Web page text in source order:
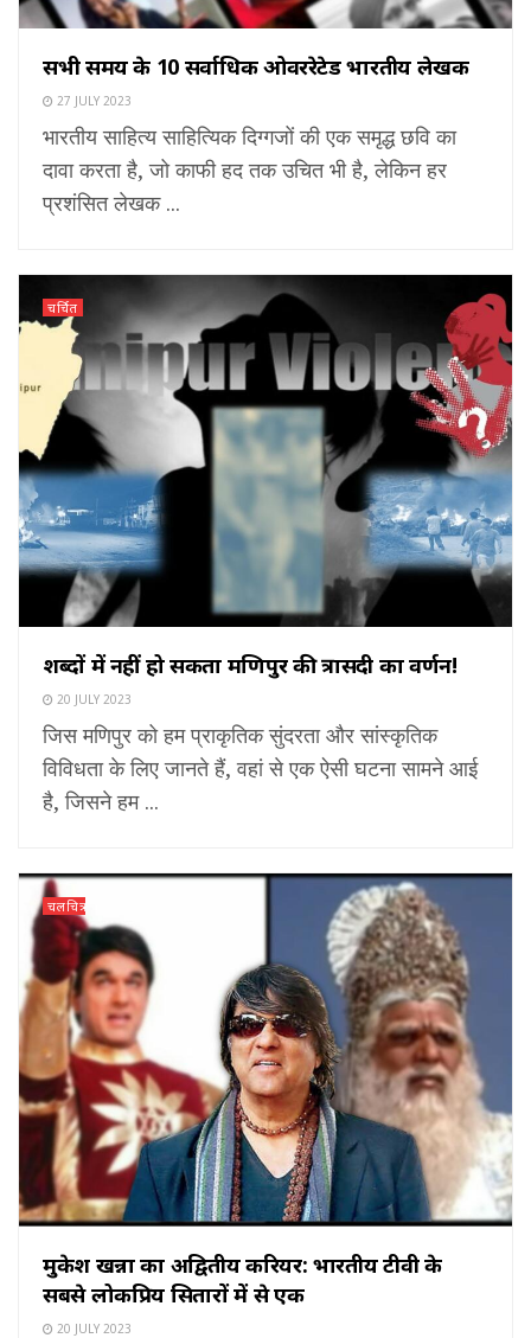
सभी समय के 10 सर्वाधिक ओवररेटेड भारतीय लेखक
27 JULY 2023
भारतीय साहित्य साहित्यिक दिग्गजों की एक समृद्ध छवि का
दावा करता है, जो काफी हद तक उचित भी है, लेकिन हर
प्रशंसित लेखक ...
चर्चित
शब्दों में नहीं हो सकता मणिपुर की त्रासदी का वर्णन!
20 JULY 2023
जिस मणिपुर को हम प्राकृतिक सुंदरता और सांस्कृतिक
विविधता के लिए जानते हैं, वहां से एक ऐसी घटना सामने आई
है, जिसने हम ...
चलचित्र
मुकेश खन्ना का अद्वितीय करियर: भारतीय टीवी के
सबसे लोकप्रिय सितारों में से एक
20 JULY 2023